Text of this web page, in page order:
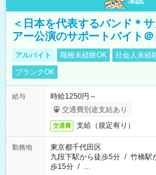
＜日本を代表するバンド＊
アー公演のサポートバイト
アルバイト 職種未経験OK 社会人未経
ブランクOK
給与
時給1250円～
交通費別途支給あり
交通費 支給（規定有り）
勤務地
東京都千代田区
九段下駅から徒歩5分 / 竹橋駅
歩15分 / …